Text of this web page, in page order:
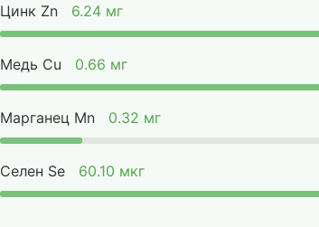
Цинк Zn 6.24 мг
Медь Cu 0.66 мг
Марганец Mn 0.32 мг
Селен Se 60.10 мкг